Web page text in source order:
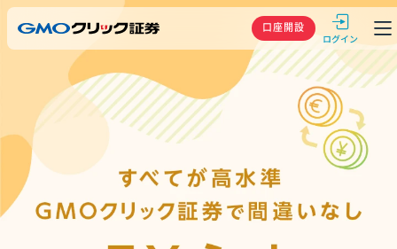
GMOクリック
口座開設